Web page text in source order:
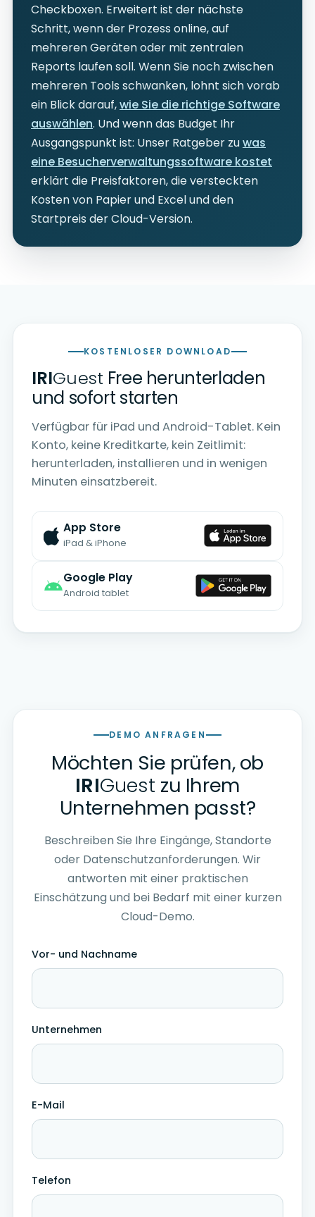
Checkboxen. Erweitert ist der nächste
Schritt, wenn der Prozess online, auf
mehreren Geräten oder mit zentralen
Reports laufen soll. Wenn Sie noch zwischen
mehreren Tools schwanken, lohnt sich vorab
ein Blick darauf,wie Sie die richtige Software
auswählen. Und wenn das Budget Ihr
Ausgangspunkt ist: Unser Ratgeber zuwas
eine Besucherverwaltungssoftware kostet
erklärt die Preisfaktoren, die versteckten
Kosten von Papier und Excel und den
Startpreis der Cloud-Version.
KOSTENLOSER DOWNLOAD
IRIGuest Free herunterladen
und sofort starten
Verfügbar für iPad und Android-Tablet. Kein
Konto, keine Kreditkarte, kein Zeitlimit:
herunterladen, installieren und in wenigen
Minuten einsatzbereit.
App Store
iPad & iPhone
Google Play
Android tablet
DEMO ANFRAGEN
Möchten Sie prüfen, ob
IRIGuest zu Ihrem
Unternehmen passt?
Beschreiben Sie Ihre Eingänge, Standorte
oder Datenschutzanforderungen. Wir
antworten mit einer praktischen
Einschätzung und bei Bedarf mit einer kurzen
Cloud-Demo.
Vor- und Nachname
Unternehmen
E-Mail
Telefon